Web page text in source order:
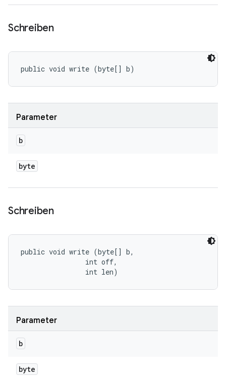
Schreiben
public void write (byte[] b)
Parameter
b
byte
Schreiben
public void write (byte[] b,
                int off,
                int len)
Parameter
b
byte